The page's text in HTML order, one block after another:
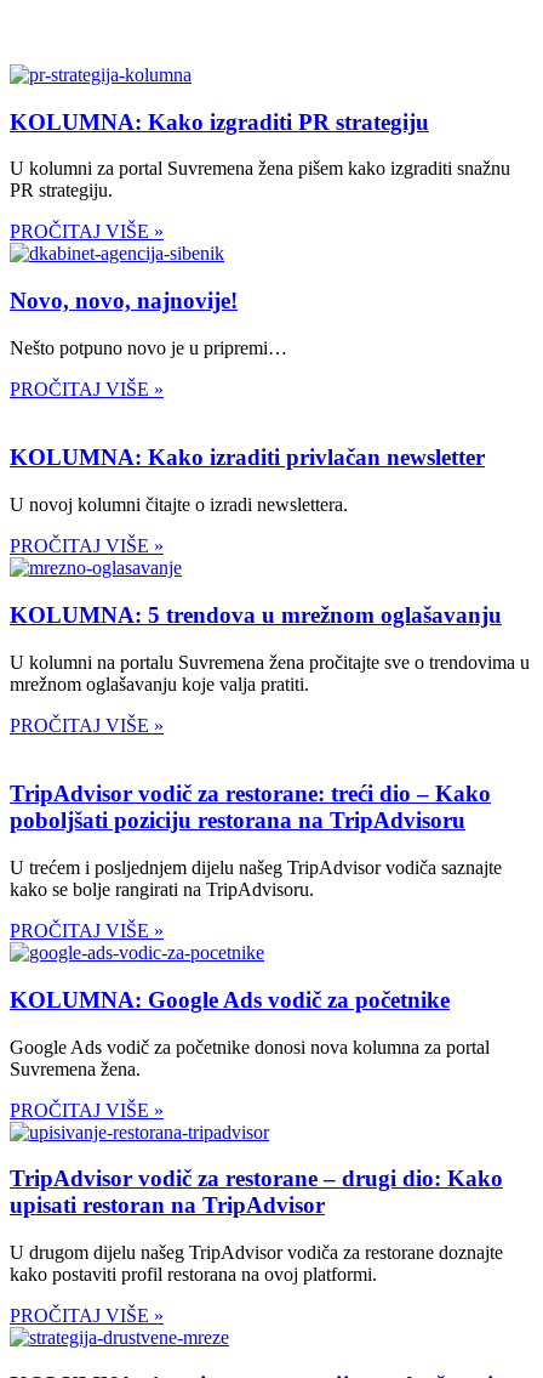
KOLUMNA: Kako izgraditi PR strategiju
U kolumni za portal Suvremena žena pišem kako izgraditi snažnu
PR strategiju.
PROČITAJ VIŠE »
Novo, novo, najnovije!
Nešto potpuno novo je u pripremi…
PROČITAJ VIŠE »
KOLUMNA: Kako izraditi privlačan newsletter
U novoj kolumni čitajte o izradi newslettera.
PROČITAJ VIŠE »
KOLUMNA: 5 trendova u mrežnom oglašavanju
U kolumni na portalu Suvremena žena pročitajte sve o trendovima u
mrežnom oglašavanju koje valja pratiti.
PROČITAJ VIŠE »
TripAdvisor vodič za restorane: treći dio – Kako
poboljšati poziciju restorana na TripAdvisoru
U trećem i posljednjem dijelu našeg TripAdvisor vodiča saznajte
kako se bolje rangirati na TripAdvisoru.
PROČITAJ VIŠE »
KOLUMNA: Google Ads vodič za početnike
Google Ads vodič za početnike donosi nova kolumna za portal
Suvremena žena.
PROČITAJ VIŠE »
TripAdvisor vodič za restorane – drugi dio: Kako
upisati restoran na TripAdvisor
U drugom dijelu našeg TripAdvisor vodiča za restorane doznajte
kako postaviti profil restorana na ovoj platformi.
PROČITAJ VIŠE »